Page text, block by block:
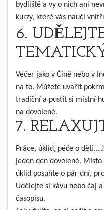
bydliště a vy o nich ani
kurzy, které vás naučí
6.
Večer jako v Číně nebo v
na to. Můžete uvařit
tradiční a pustit si místní
na dovolené.
7.
Práce, úklid, péče o děti…
jeden den dovolené.
úklid posuňte o pár dní,
Udělejte si kávu nebo čaj
časopisu.